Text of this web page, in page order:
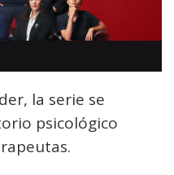
la serie se
psicológico